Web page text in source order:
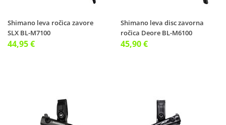
Shimano leva ročica zavore
SLX BL-M7100
44,95 €
Shimano leva disc zavorna
ročica Deore BL-M6100
45,90 €